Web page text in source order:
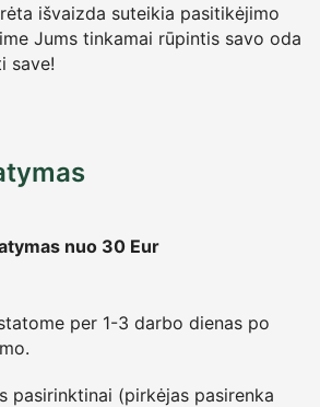
išvaizda suteikia pasitikėjimo
Jums tinkamai rūpintis savo oda
save!
nuo 30 Eur
per 1-3 darbo dienas po
pasirinktinai (pirkėjas pasirenka